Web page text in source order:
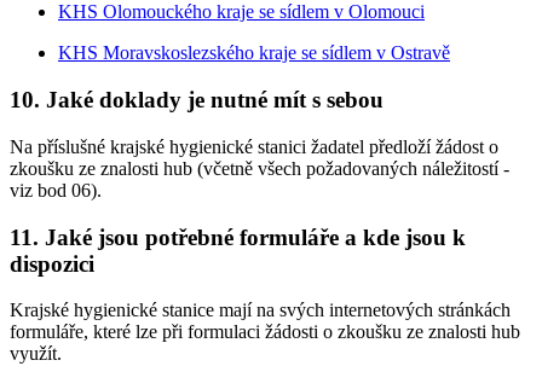
KHS Olomouckého kraje se sídlem v Olomouci
KHS Moravskoslezského kraje se sídlem v Ostravě
10. Jaké doklady je nutné mít s sebou
Na příslušné krajské hygienické stanici žadatel předloží žádost o
zkoušku ze znalosti hub (včetně všech požadovaných náležitostí -
viz bod 06).
11. Jaké jsou potřebné formuláře a kde jsou k
dispozici
Krajské hygienické stanice mají na svých internetových stránkách
formuláře, které lze při formulaci žádosti o zkoušku ze znalosti hub
využít.